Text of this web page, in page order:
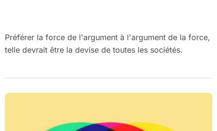
Préférer la force de l'argument à l'argument de la force,
telle devrait être la devise de toutes les sociétés.